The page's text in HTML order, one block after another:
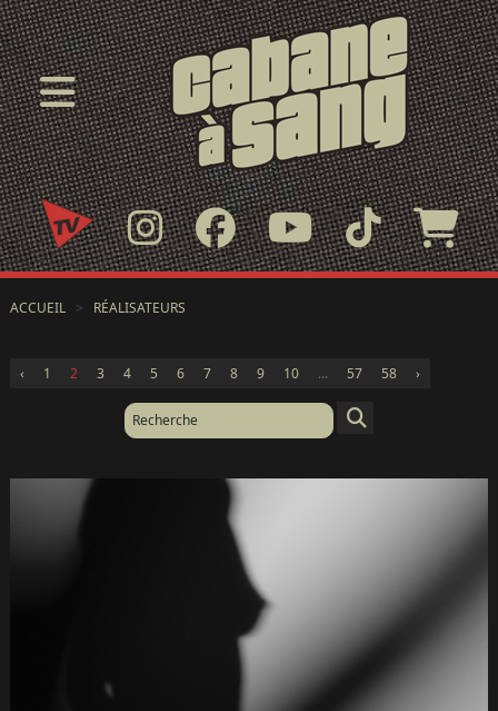
ACCUEIL > RÉALISATEURS
‹ 1 2 3 4 5 6 7 8 9 10 ... 57 58 ›